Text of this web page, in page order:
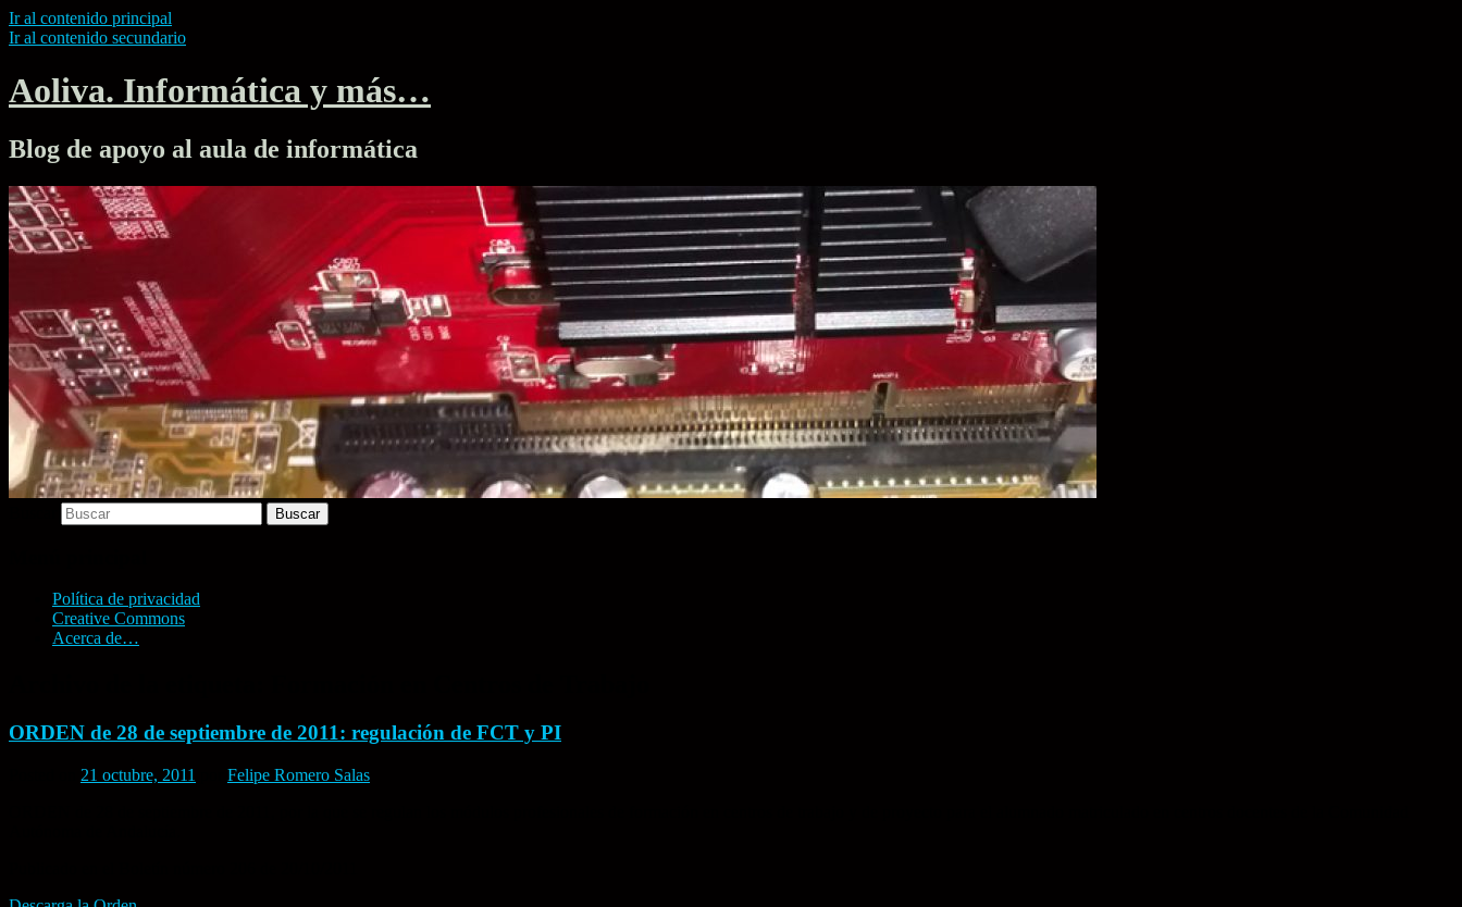
Ir al contenido principal
Ir al contenido secundario
Aoliva. Informática y más…
Blog de apoyo al aula de informática
Política de privacidad
Creative Commons
Acerca de…
ORDEN de 28 de septiembre de 2011: regulación de FCT y PI
21 octubre, 2011
Felipe Romero Salas